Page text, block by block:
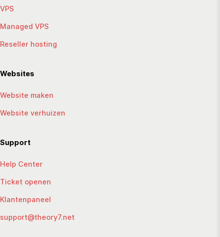
VPS
Managed VPS
Reseller hosting
Websites
Website maken
Website verhuizen
Support
Help Center
Ticket openen
Klantenpaneel
support@theory7.net